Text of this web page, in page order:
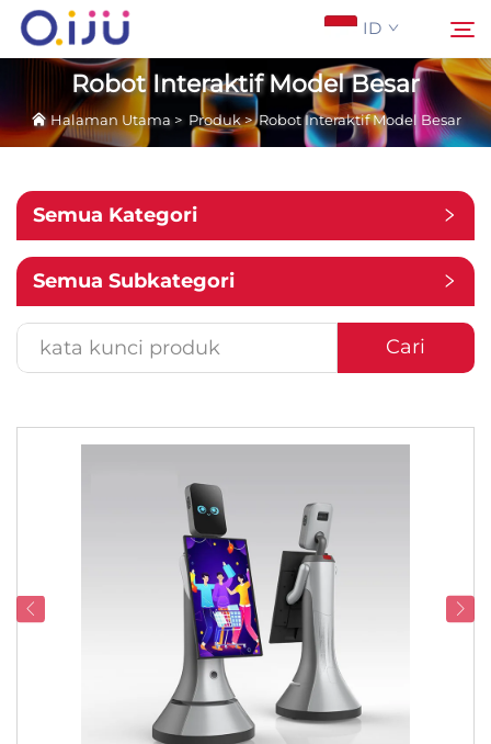
ID
Halaman Utama
Tentang Kami
Produk
Aplikasi
Dukungan Layanan
Hubungi Kami
Robot Interaktif Model Besar
Halaman Utama> Produk>Robot Interaktif Model Besar
Semua Kategori
Semua Subkategori
Cari